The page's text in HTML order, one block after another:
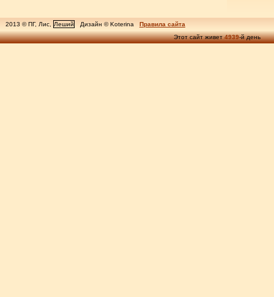
2013 © ПГ, Лис, Леший Дизайн © Koterina
Правила сайта
Этот сайт живет4939-й день